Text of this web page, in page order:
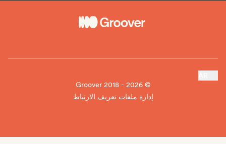
© Groover 2018 - 2026
إدارة ملفات تعريف الارتباط